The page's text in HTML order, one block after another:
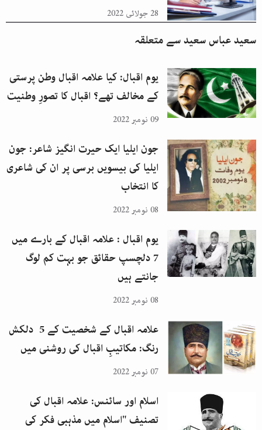
28 جولائی 2022
سعید عباس سعیدسے متعلقہ
یوم اقبال: کیا علامہ اقبال وطن پرستی
کے مخالف تھے؟ اقبال کا تصورِ وطنیت
09 نومبر 2022
جون ایلیا ایک حیرت انگیز شاعر: جون
ایلیا کی بیسویں برسی پر ان کی شاعری
کا انتخاب
08 نومبر 2022
یوم اقبال : علامہ اقبال کے بارے میں
7 دلچسپ حقائق جو بہت کم لوگ
جانتے ہیں
08 نومبر 2022
علامہ اقبال کے شخصیت کے 5 دلکش
رنگ: مکاتیبِ اقبال کی روشنی میں
07 نومبر 2022
اسلام اور سائنس: علامہ اقبال کی
تصنیف "اسلام میں مذہبی فکر کی